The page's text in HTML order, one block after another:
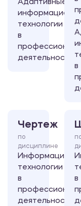
Адаптивные
технологии
в
деятельности
в
Чертеж
по
дисциплине
технологии
в
деятельности/
в